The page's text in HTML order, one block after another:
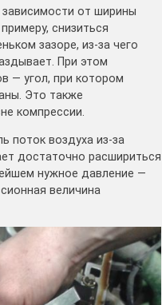
от ширины
снизиться
зазоре, из-за чего
При этом
— угол, при котором
Это также
компрессии.
поток воздуха из-за
достаточно расшириться
нужное давление —
величина